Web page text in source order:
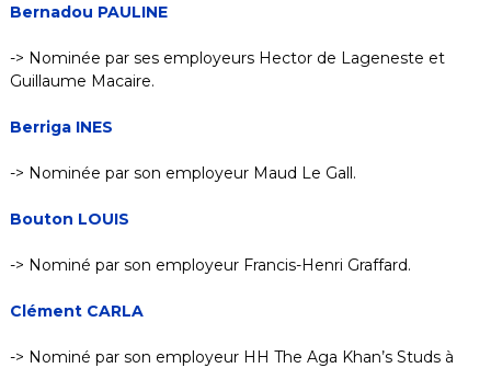
Bernadou PAULINE
-> Nominée par ses employeurs Hector de Lageneste et
Guillaume Macaire.
Berriga INES
-> Nominée par son employeur Maud Le Gall.
Bouton LOUIS
-> Nominé par son employeur Francis-Henri Graffard.
Clément CARLA
-> Nominé par son employeur HH The Aga Khan’s Studs à